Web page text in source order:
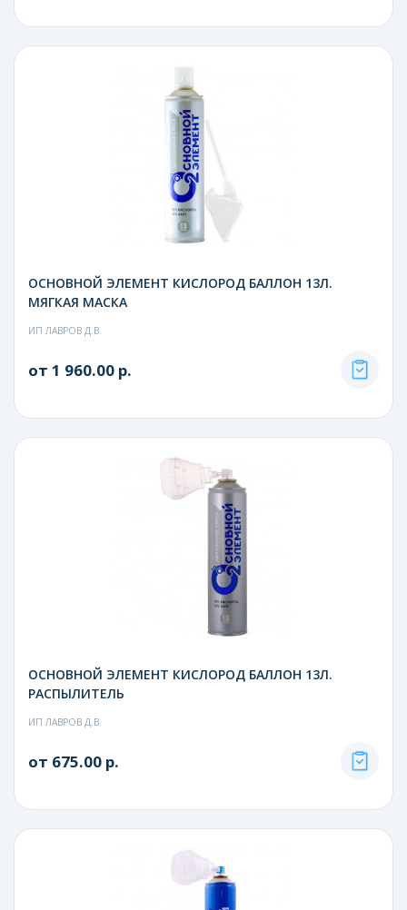
ОСНОВНОЙ ЭЛЕМЕНТ КИСЛОРОД БАЛЛОН 13Л.
МЯГКАЯ МАСКА
ИП ЛАВРОВ Д.В.
от 1 960.00 р.
ОСНОВНОЙ ЭЛЕМЕНТ КИСЛОРОД БАЛЛОН 13Л.
РАСПЫЛИТЕЛЬ
ИП ЛАВРОВ Д.В.
от 675.00 р.